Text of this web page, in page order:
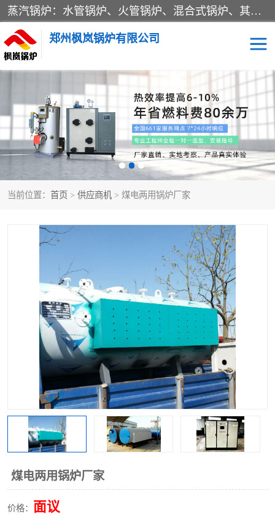
蒸汽锅炉：水管锅炉、火管锅炉、混合式锅炉、其他蒸汽锅炉； 热水锅炉：家用型集中供暖用热水锅炉、其他热水锅炉； 有机热载体锅炉； 船用蒸汽锅炉； （锅炉用辅助设备及装置）蒸汽冷凝器：表面冷凝器、混合式冷凝器、空冷式冷凝器、其他蒸汽冷凝器； 锅炉用辅助设备：节热器、蒸汽收集器、蓄能器、烟垢清除器、气体回收器、泥渣刮除器、空气预热器、其他锅炉用辅助设备；
郑州枫岚锅炉有限公司
当前位置： 首页 > 供应商机 > 煤电两用锅炉厂家
煤电两用锅炉厂家
价格： 面议